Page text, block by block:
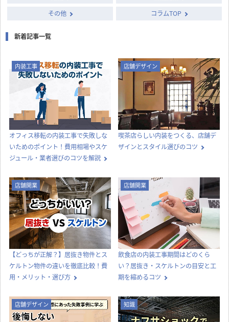
その他
コラムTOP
新着記事一覧
内装工事
オフィス移転の内装工事で失敗しな
いためのポイント！費用相場やスケ
ジュール・業者選びのコツを解説
店舗デザイン
喫茶店らしい内装をつくる、店舗デ
ザインとスタイル選びのコツ
店舗開業
【どっちが正解？】居抜き物件とス
ケルトン物件の違いを徹底比較！費
用・メリット・選び方
店舗開業
飲食店の内装工事期間はどのくら
い？居抜き・スケルトンの目安と工
期を縮めるコツ
店舗デザイン 知識